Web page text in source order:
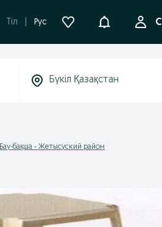
Tіл Рус
Бау-бақша - Жетысуский район